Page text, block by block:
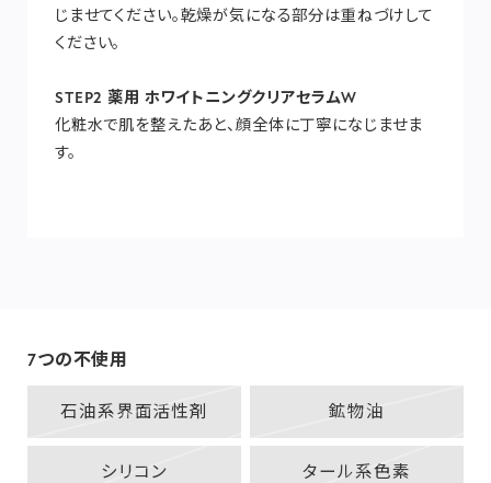
じませてください。乾燥が気になる部分は重ねづけして
ください。
STEP2 薬用 ホワイトニングクリアセラムW
化粧水で肌を整えたあと、顔全体に丁寧になじませま
す。
7つの不使用
石油系界面活性剤 鉱物油
シリコン タール系色素